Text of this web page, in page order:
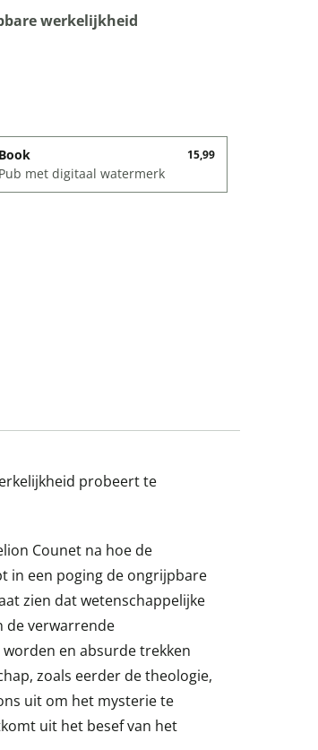
werkelijkheid
15,99
met digitaal watermerk
probeert te
Counet na hoe de
in een poging de ongrijpbare
zien dat wetenschappelijke
de verwarrende
en absurde trekken
zoals eerder de theologie,
uit om het mysterie te
uit het besef van het